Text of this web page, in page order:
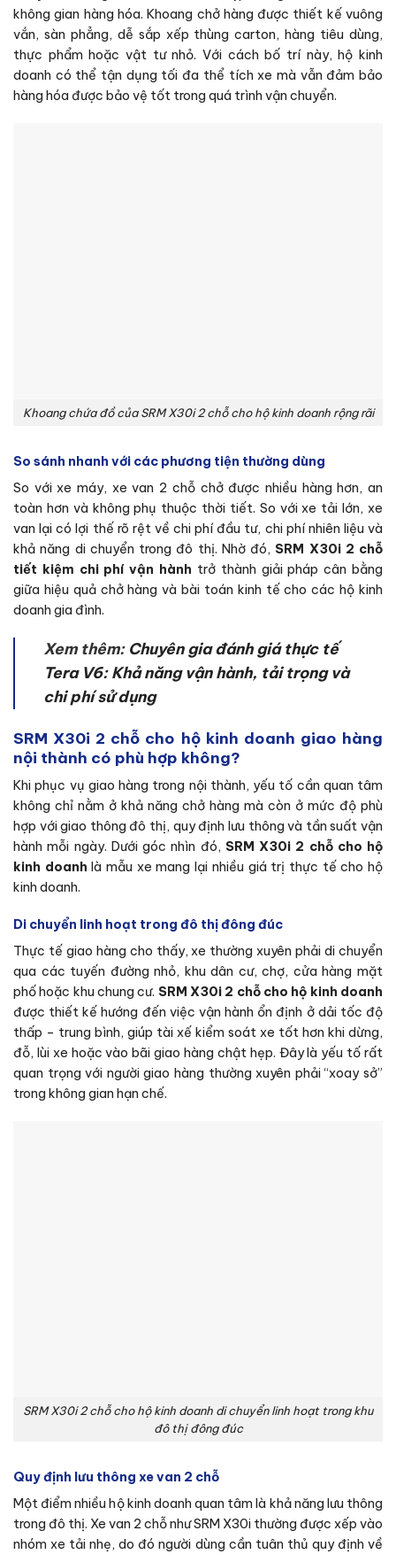
không gian hàng hóa. Khoang chở hàng được thiết kế vuông
vắn, sàn phẳng, dễ sắp xếp thùng carton, hàng tiêu dùng,
thực phẩm hoặc vật tư nhỏ. Với cách bố trí này, hộ kinh
doanh có thể tận dụng tối đa thể tích xe mà vẫn đảm bảo
hàng hóa được bảo vệ tốt trong quá trình vận chuyển.
Khoang chứa đồ của SRM X30i 2 chỗ cho hộ kinh doanh rộng rãi
So sánh nhanh với các phương tiện thường dùng
So với xe máy, xe van 2 chỗ chở được nhiều hàng hơn, an
toàn hơn và không phụ thuộc thời tiết. So với xe tải lớn, xe
van lại có lợi thế rõ rệt về chi phí đầu tư, chi phí nhiên liệu và
khả năng di chuyển trong đô thị. Nhờ đó, SRM X30i 2 chỗ
tiết kiệm chi phí vận hành trở thành giải pháp cân bằng
giữa hiệu quả chở hàng và bài toán kinh tế cho các hộ kinh
doanh gia đình.
Xem thêm: Chuyên gia đánh giá thực tế
Tera V6: Khả năng vận hành, tải trọng và
chi phí sử dụng
SRM X30i 2 chỗ cho hộ kinh doanh giao hàng
nội thành có phù hợp không?
Khi phục vụ giao hàng trong nội thành, yếu tố cần quan tâm
không chỉ nằm ở khả năng chở hàng mà còn ở mức độ phù
hợp với giao thông đô thị, quy định lưu thông và tần suất vận
hành mỗi ngày. Dưới góc nhìn đó, SRM X30i 2 chỗ cho hộ
kinh doanh là mẫu xe mang lại nhiều giá trị thực tế cho hộ
kinh doanh.
Di chuyển linh hoạt trong đô thị đông đúc
Thực tế giao hàng cho thấy, xe thường xuyên phải di chuyển
qua các tuyến đường nhỏ, khu dân cư, chợ, cửa hàng mặt
phố hoặc khu chung cư. SRM X30i 2 chỗ cho hộ kinh doanh
được thiết kế hướng đến việc vận hành ổn định ở dải tốc độ
thấp – trung bình, giúp tài xế kiểm soát xe tốt hơn khi dừng,
đỗ, lùi xe hoặc vào bãi giao hàng chật hẹp. Đây là yếu tố rất
quan trọng với người giao hàng thường xuyên phải “xoay sở”
trong không gian hạn chế.
SRM X30i 2 chỗ cho hộ kinh doanh di chuyển linh hoạt trong khu
đô thị đông đúc
Quy định lưu thông xe van 2 chỗ
Một điểm nhiều hộ kinh doanh quan tâm là khả năng lưu thông
trong đô thị. Xe van 2 chỗ như SRM X30i thường được xếp vào
nhóm xe tải nhẹ, do đó người dùng cần tuân thủ quy định về